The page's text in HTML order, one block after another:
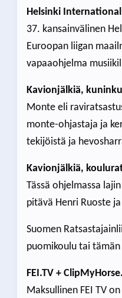
Helsinki International
37. kansainvälinen
Euroopan liigan
vapaaohjelma
Kavionjälkiä,
Monte eli
monte-ohjastaja ja
tekijöistä ja
Kavionjälkiä,
Tässä ohjelmassa
pitävä Henri Ruoste
Suomen
puomikoulu tai
FEI.TV +
Maksullinen FEI TV